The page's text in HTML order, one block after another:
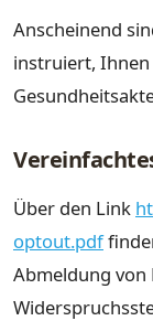
Anscheinend
instruiert, Ihnen
Über den Link
optout.pdf
Abmeldung von